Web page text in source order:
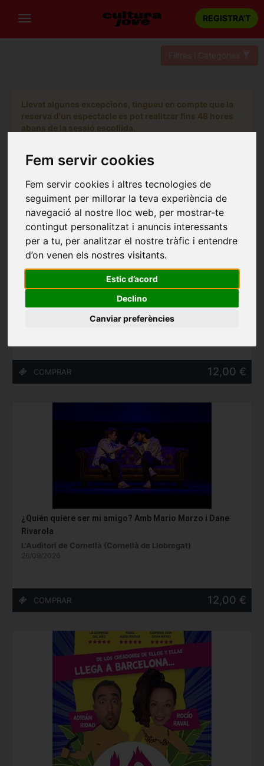
Fem servir cookies
Fem servir cookies i altres tecnologies de
seguiment per millorar la teva experiència de
navegació al nostre lloc web, per mostrar-te
contingut personalitzat i anuncis interessants
per a tu, per analitzar el nostre tràfic i entendre
d’on venen els nostres visitants.
Estic d’acord
Declino
Canviar preferències
REGISTRA'T
Llevat algunes excepcions, tingueu en compte que la
reserva d'un espectacle es pot realitzar fins 48 hores
abans de la sessió escollida.
A MÍ NO ME ESCRIBIÓ TENNESSEE WILLIAMS, de Roberto
Teatre Akadèmia (Barcelona)
12,00 €
¿Quién quiere ser mi amigo? Amb Mario Marzo i Dane
Rivarola
L'Auditori de Cornellà (Cornellà de Llobregat)
26/09/2026
12,00 €